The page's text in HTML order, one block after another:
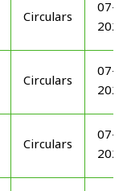
Circulars
07-
Circulars
07-
Circulars
07-